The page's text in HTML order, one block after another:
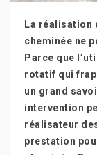
La réalisation
cheminée ne
Parce que
rotatif qui
un grand
intervention
réalisateur
prestation